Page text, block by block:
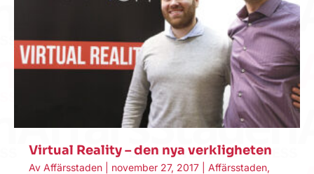
Virtual Reality – den nya verkligheten
Av Affärsstaden november 27, 2017 Affärsstaden,